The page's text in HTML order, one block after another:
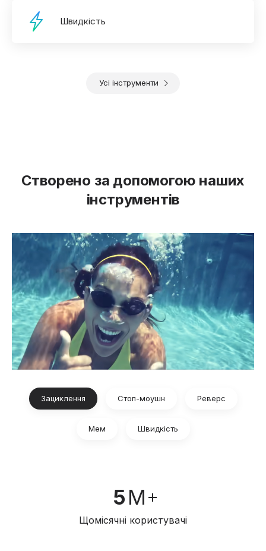
Швидкість
Усі інструменти
Створено за допомогою наших
інструментів
Зациклення Стоп-моушн Реверс
Мем Швидкість
5M
Щомісячні користувачі